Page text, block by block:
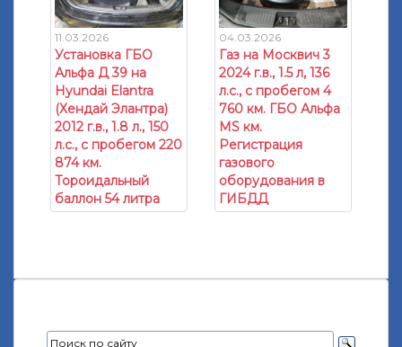
11.03.2026
Установка ГБО
Альфа Д 39 на
Hyundai Elantra
(Хендай Элантра)
2012 г.в., 1.8 л., 150
л.с., с пробегом 220
874 км.
Тороидальный
баллон 54 литра
04.03.2026
Газ на Москвич 3
2024 г.в., 1.5 л, 136
л.с., с пробегом 4
760 км. ГБО Альфа
МS км.
Регистрация
газового
оборудования в
ГИБДД